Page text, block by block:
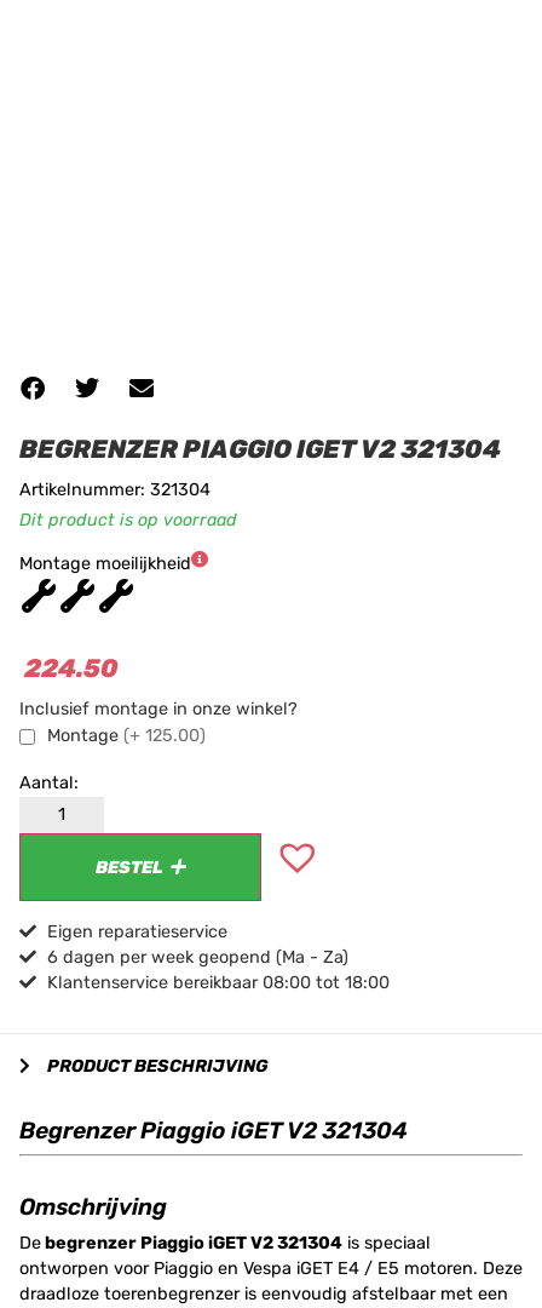
BEGRENZER PIAGGIO IGET V2 321304
Artikelnummer: 321304
Dit product is op voorraad
Montage moeilijkheid
★★★
224.50
Inclusief montage in onze winkel?
Montage (+ 125.00)
BESTEL
Eigen reparatieservice
6 dagen per week geopend (Ma - Za)
Klantenservice bereikbaar 08:00 tot 18:00
PRODUCT BESCHRIJVING
Begrenzer Piaggio iGET V2 321304
Omschrijving
Debegrenzer Piaggio iGET V2 321304 is speciaal
ontworpen voor Piaggio en Vespa iGET E4 / E5 motoren. Deze
draadloze toerenbegrenzer is eenvoudig afstelbaar met een